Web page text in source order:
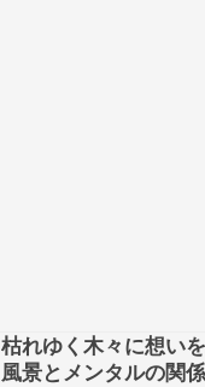
枯れゆく木々に想い
風景とメンタルの関